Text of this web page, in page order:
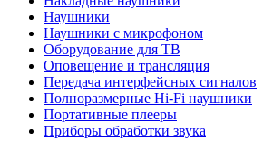
Наушники
Наушники с микрофоном
Оборудование для ТВ
Оповещение и трансляция
Передача интерфейсных сигналов
Полноразмерные Hi-Fi наушники
Портативные плееры
Приборы обработки звука